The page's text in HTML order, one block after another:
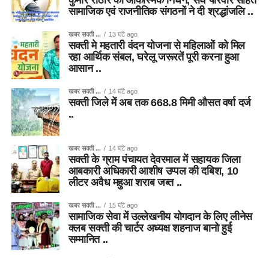
सामाजिक एवं राजनीतिक संगठनों ने दी श्रद्धांजलि ..
खबर सक्ती ... 13 घंटे ago
सक्ती मे महतारी वंदन योजना से महिलाओं को मिल
रहा आर्थिक संबल, घरेलू जरूरतें पूरी करना हुआ
आसान ..
खबर सक्ती ... 14 घंटे ago
सक्ती जिले में अब तक 668.8 मिमी औसत वर्षा दर्ज
..
खबर सक्ती ... 14 घंटे ago
सक्ती के ग्राम पंचायत देवरमाल में सहायक जिला
आबकारी अधिकारी आशीष उप्पल की दबिश, 10
लीटर अवैध महुआ शराब जब्त ..
खबर सक्ती ... 15 घंटे ago
सामाजिक सेवा में उल्लेखनीय योगदान के लिए लीनेस
क्लब सक्ती की चार्टर अध्यक्ष शहनाज बानो हुई
सम्मानित ..